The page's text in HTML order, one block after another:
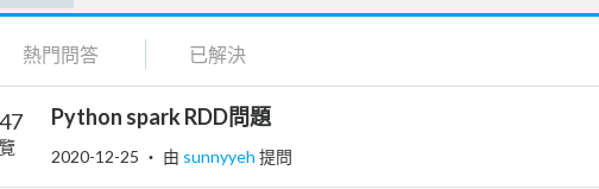
熱門問答 已解決
Python spark RDD問題
2020-12-25 ‧ 由 sunnyyeh 提問